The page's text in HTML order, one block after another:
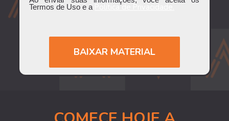
Termos de Uso e a
Política de Privacidade.